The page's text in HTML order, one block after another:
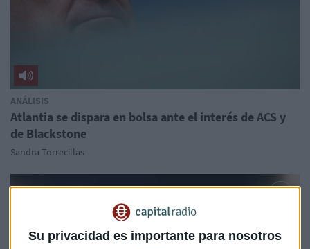
Su privacidad es importante para nosotros
ANÁLISIS
Atlantia se dispara en bolsa ante el interés de ACS y
de Blackstone
Sandra Torrecillas